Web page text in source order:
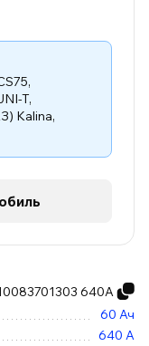
640А
60 Ач
640 А
,
T,
Kalina,